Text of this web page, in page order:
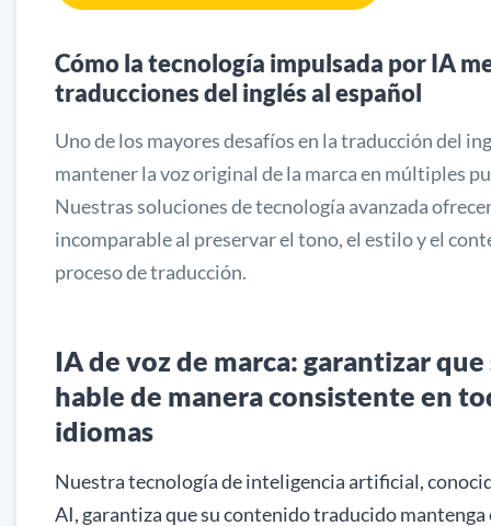
Cómo la tecnología impulsada por IA
traducciones del inglés al español
Uno de los mayores desafíos en la traducción del
mantener la voz original de la marca en múltiples
Nuestras soluciones de tecnología avanzada
incomparable al preservar el tono, el estilo y el
proceso de traducción.
IA de voz de marca: garantizar
hable de manera consistente en
idiomas
Nuestra tecnología de inteligencia artificial,
AI, garantiza que su contenido traducido mantenga